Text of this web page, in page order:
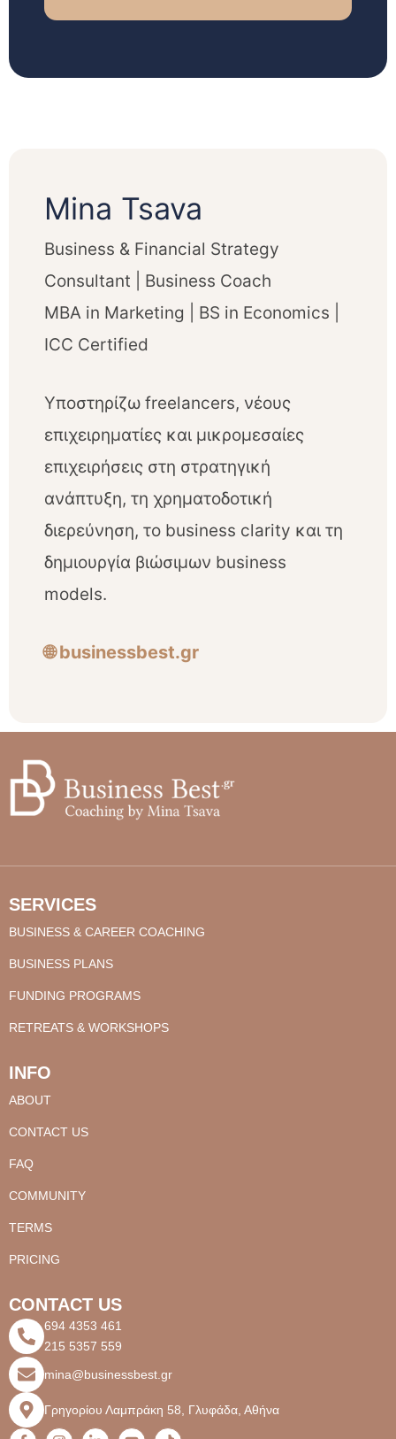
Mina Tsava
Business & Financial Strategy
Consultant | Business Coach
MBA in Marketing | BS in Economics |
ICC Certified
Υποστηρίζω freelancers, νέους
επιχειρηματίες και μικρομεσαίες
επιχειρήσεις στη στρατηγική
ανάπτυξη, τη χρηματοδοτική
διερεύνηση, το business clarity και τη
δημιουργία βιώσιμων business
models.
🌐 businessbest.gr
SERVICES
BUSINESS & CAREER COACHING
BUSINESS PLANS
FUNDING PROGRAMS
RETREATS & WORKSHOPS
INFO
ABOUT
CONTACT US
FAQ
COMMUNITY
TERMS
PRICING
CONTACT US
694 4353 461
215 5357 559
mina@businessbest.gr
Γρηγορίου Λαμπράκη 58, Γλυφάδα, Αθήνα
F I L Y T